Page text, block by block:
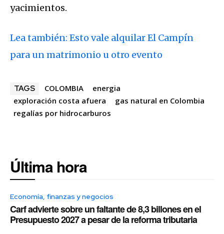
yacimientos.
Lea también: Esto vale alquilar El Campín
para un matrimonio u otro evento
TAGS COLOMBIA
energia
exploración costa afuera
gas natural en Colombia
regalías por hidrocarburos
Última hora
Economía, finanzas y negocios
Carf advierte sobre un faltante de 8,3 billones en el
Presupuesto 2027 a pesar de la reforma tributaria